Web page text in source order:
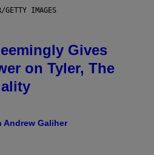
GETTY IMAGES
Gives
on Tyler, The
Andrew Galiher